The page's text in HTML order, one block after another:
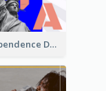
US Independence Day Instagram Post